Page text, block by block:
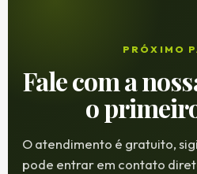
PRÓXIMO
Fale com a
o
O atendimento é gratuito,
pode entrar em contato